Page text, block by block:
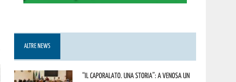
ALTRE NEWS
“Il caporalato. Una storia”: a Venosa un